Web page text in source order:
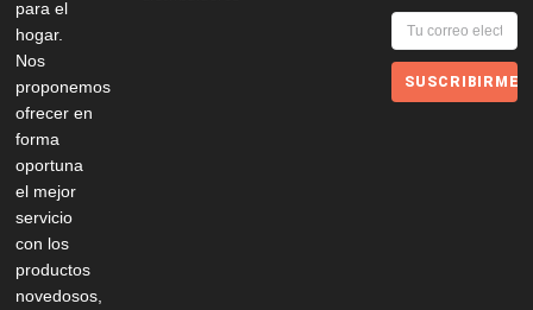
para el
hogar.
Nos
proponemos
ofrecer en
forma
oportuna
el mejor
servicio
con los
productos
novedosos,
SUSCRIBIRME